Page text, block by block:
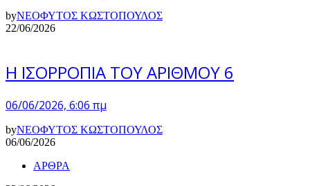
byΝΕΟΦΥΤΟΣ ΚΩΣΤΟΠΟΥΛΟΣ
22/06/2026
Η ΙΣΟΡΡΟΠΙΑ ΤΟΥ ΑΡΙΘΜΟΥ 6
06/06/2026, 6:06 πμ
byΝΕΟΦΥΤΟΣ ΚΩΣΤΟΠΟΥΛΟΣ
06/06/2026
ΑΡΘΡΑ